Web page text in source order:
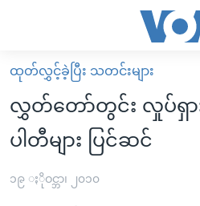
လွယ်ကူ
စေ
သည့်
များ
မူလစာမျက်နှာ
မြန်မာ
ကမ္ဘာ့သတင်းများ
နိုင်ငံတကာ
ဗွီဒီယို
ထုတ်လွှင့်ခဲ့ပြီး သတင်းများ
လွှတ်တော်တွင်း လှုပ်ရှ
ပါတီများ ပြင်ဆင်
၁၉ ႏိုဝင္ဘာ၊ ၂၀၁၀